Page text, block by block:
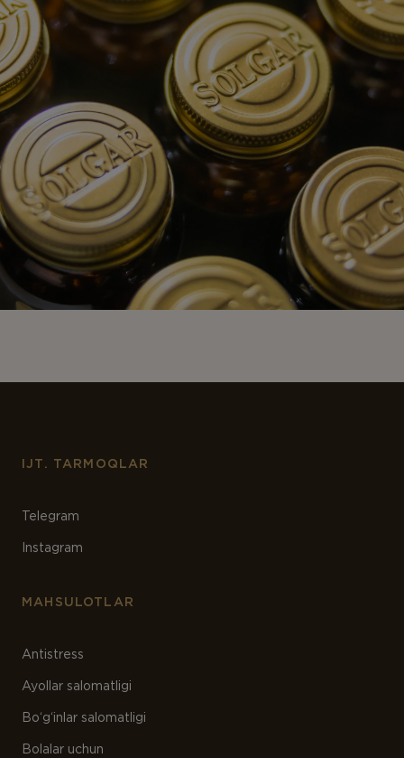
IJT. TARMOQLAR
Telegram
Instagram
MAHSULOTLAR
Antistress
Ayollar salomatligi
Bo‘g‘inlar salomatligi
Bolalar uchun